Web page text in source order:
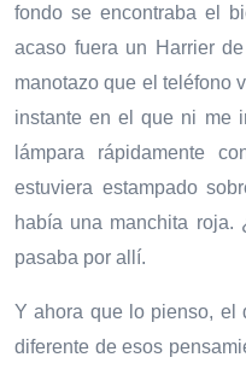
fondo se encontraba el
acaso fuera un Harrier
manotazo que el teléfono
instante en el que ni me
lámpara rápidamente
estuviera estampado
había una manchita
pasaba por allí.
Y ahora que lo pienso, el
diferente de esos